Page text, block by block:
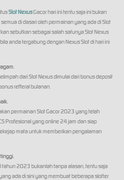
Slot NexusGacor hari ini tentu saja ini bukan
di dasari oleh permainan yang ada di Slot
sebutkan sebagai salah satunya Slot Nexus
anda tergabung dengan Nexus Slot di hari ini
dari Slot Nexus dimulai dari bonus deposit
refferal bulanan.
permainan Slot Gacor 2023 yang telah
Profesional yang online 24 jam dan siap
mata untuk memberikan pengalaman
tahun 2023 bukanlah tanpa alasan, tentu saja
ada di sini yang membuat beberapa slotter